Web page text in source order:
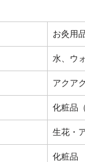
お灸用
水、ウ
アクア
化粧品
生花・
化粧品